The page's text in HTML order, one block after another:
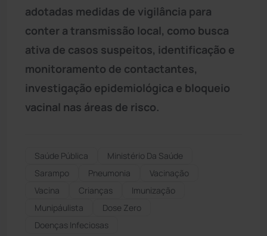
adotadas medidas de vigilância para
conter a transmissão local, como busca
ativa de casos suspeitos, identificação e
monitoramento de contactantes,
investigação epidemiológica e bloqueio
vacinal nas áreas de risco.
Saúde Pública
Ministério Da Saúde
Sarampo
Pneumonia
Vacinação
Vacina
Crianças
Imunização
Munipáulista
Dose Zero
Doenças Infeciosas